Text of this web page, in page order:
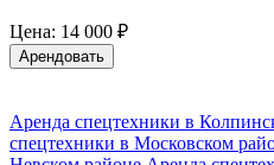
Цена: 14 000 ₽
Арендовать
Аренда спецтехники в
спецтехники в Московском